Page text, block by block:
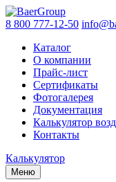
8 800 777-12-50
Каталог
О компании
Прайс-лист
Сертификаты
Фотогалерея
Документация
Калькулятор
Контакты
Калькулятор
Меню